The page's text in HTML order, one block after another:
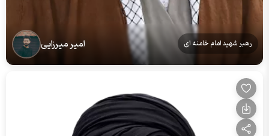
رهبر شهید امام خامنه ای امیر میرزایی